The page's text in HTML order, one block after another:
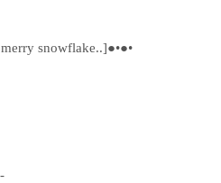
snowflake..]●•●•